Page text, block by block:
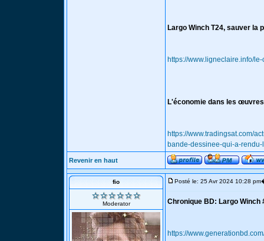
Largo Winch T24, sauver la
https://www.ligneclaire.info/
L'économie dans les
https://www.tradingsat.com/
bande-dessinee-qui-a-
Revenir en haut
fio
Moderator
Posté le: 25 Avr 2024 10:28 pm
Chronique BD: Largo Winch
https://